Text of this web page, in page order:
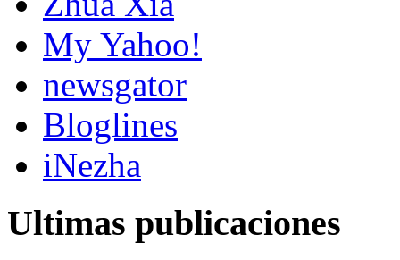
My Yahoo!
newsgator
Bloglines
iNezha
Ultimas publicaciones